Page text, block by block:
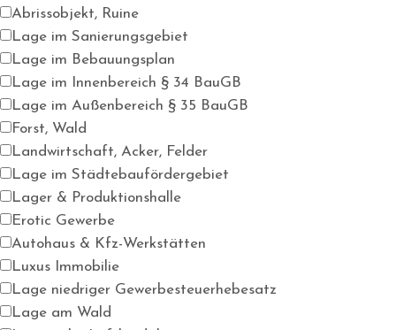
Abrissobjekt, Ruine
Lage im Sanierungsgebiet
Lage im Bebauungsplan
Lage im Innenbereich § 34 BauGB
Lage im Außenbereich § 35 BauGB
Forst, Wald
Landwirtschaft, Acker, Felder
Lage im Städtebaufördergebiet
Lager & Produktionshalle
Erotic Gewerbe
Autohaus & Kfz-Werkstätten
Luxus Immobilie
Lage niedriger Gewerbesteuerhebesatz
Lage am Wald